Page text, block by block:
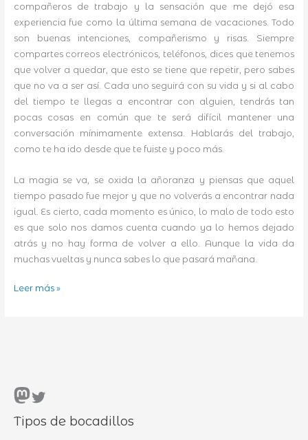
compañeros de trabajo y la sensación que me dejó esa
experiencia fue como la última semana de vacaciones. Todo
son buenas intenciones, compañerismo y risas. Siempre
compartes correos electrónicos, teléfonos, dices que tenemos
que volver a quedar, que esto se tiene que repetir, pero sabes
que no va a ser así. Cada uno seguirá con su vida y si al cabo
del tiempo te llegas a encontrar con alguien, tendrás tan
pocas cosas en común que te será difícil mantener una
conversación mínimamente extensa. Hablarás del trabajo,
como te ha ido desde que te fuiste y poco más.
La magia se va, se oxida la añoranza y piensas que aquel
tiempo pasado fue mejor y que no volverás a encontrar nada
igual. Es cierto, cada momento es único, lo malo de todo esto
es que solo nos damos cuenta cuando ya lo hemos dejado
atrás y no hay forma de volver a ello. Aunque la vida da
muchas vueltas y nunca sabes lo que pasará mañana.
Cuando
Leer más »
Mastodon Twitter
Tipos de bocadillos